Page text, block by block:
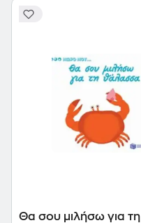
Θα σου μιλήσω για τη